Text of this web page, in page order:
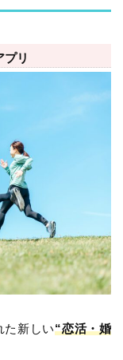
プリ
た新しい“恋活・婚